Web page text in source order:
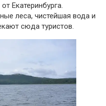
Екатеринбурга.
леса, чистейшая вода и
сюда туристов.